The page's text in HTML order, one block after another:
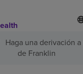
de
d
o
Haga una derivación
de Franklin